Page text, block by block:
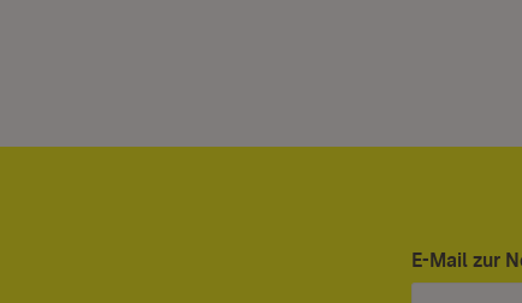
E-Mail zur